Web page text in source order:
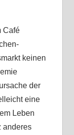
Café
keinen
der
eine
Leben
anderes